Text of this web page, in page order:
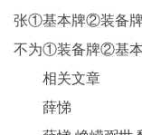
张①基本牌②装备牌
不为①装备牌②基本
相关文章
薛悌